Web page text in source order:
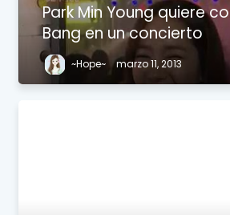
Park Min Young quiere
Bang en un concierto
~Hope~ marzo 11, 2013